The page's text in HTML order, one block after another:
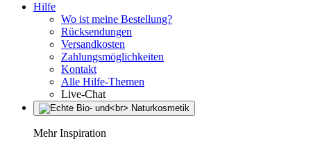
Hilfe
Wo ist meine Bestellung?
Rücksendungen
Versandkosten
Zahlungsmöglichkeiten
Kontakt
Alle Hilfe-Themen
Live-Chat
Mehr Inspiration